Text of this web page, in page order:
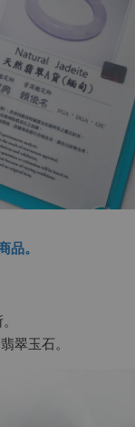
。
翠玉石。